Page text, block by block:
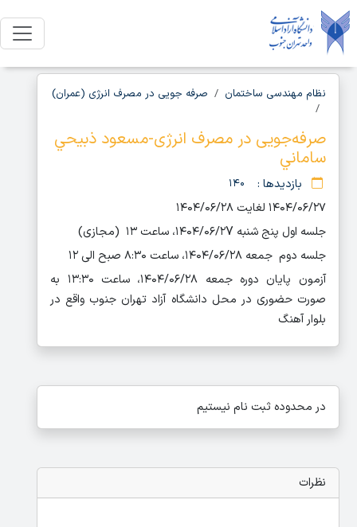
نظام مهندسی ساختمان صرفه جویی در مصرف انرژی (عمران)
صرفه‌جویی در مصرف انرژی-مسعود ذبيحي
ساماني
بازدیدها : ۱۴۰
۱۴۰۴/۰۶/۲۷ لغایت ۱۴۰۴/۰۶/۲۸
جلسه اول پنج شنبه ۱۴۰۴/۰۶/۲ ۷
، ساعت ۱۳ (مجازی)
جلسه دوم جمعه ۱۴۰۴/۰۶/۲۸، ساعت ۸:۳۰ صبح الی ۱۲
آزمون پایان دوره جمعه ۱۴۰۴/۰۶/۲۸، ساعت ۱۳:۳۰ به
صورت حضوری در محل دانشگاه آزاد تهران جنوب واقع در
بلوار آهنگ
در محدوده ثبت نام نیستیم
نظرات